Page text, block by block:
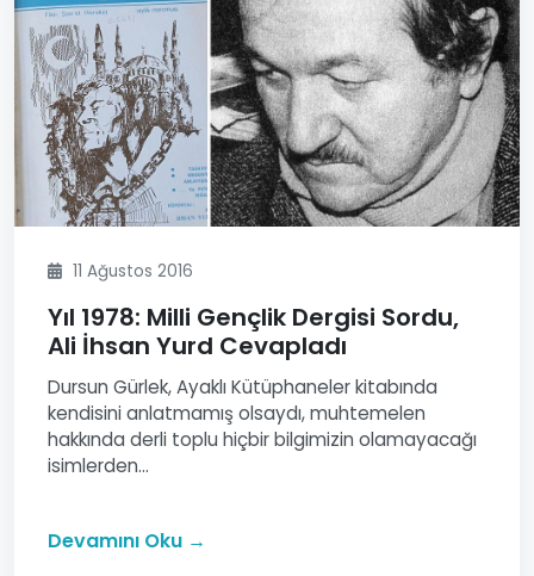
11 Ağustos 2016
Yıl 1978: Milli Gençlik Dergisi Sordu,
Ali İhsan Yurd Cevapladı
Dursun Gürlek, Ayaklı Kütüphaneler kitabında
kendisini anlatmamış olsaydı, muhtemelen
hakkında derli toplu hiçbir bilgimizin olamayacağı
isimlerden...
Devamını Oku →